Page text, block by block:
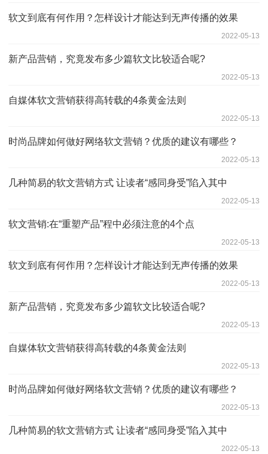
软文到底有何作用？怎样设计才能达到无声传播的效果
2022-05-13
新产品营销，究竟发布多少篇软文比较适合呢?
2022-05-13
自媒体软文营销获得高转载的4条黄金法则
2022-05-13
时尚品牌如何做好网络软文营销？优质的建议有哪些？
2022-05-13
几种简易的软文营销方式 让读者“感同身受”陷入其中
2022-05-13
软文营销:在“重塑产品”程中必须注意的4个点
2022-05-13
软文到底有何作用？怎样设计才能达到无声传播的效果
2022-05-13
新产品营销，究竟发布多少篇软文比较适合呢?
2022-05-13
自媒体软文营销获得高转载的4条黄金法则
2022-05-13
时尚品牌如何做好网络软文营销？优质的建议有哪些？
2022-05-13
几种简易的软文营销方式 让读者“感同身受”陷入其中
2022-05-13